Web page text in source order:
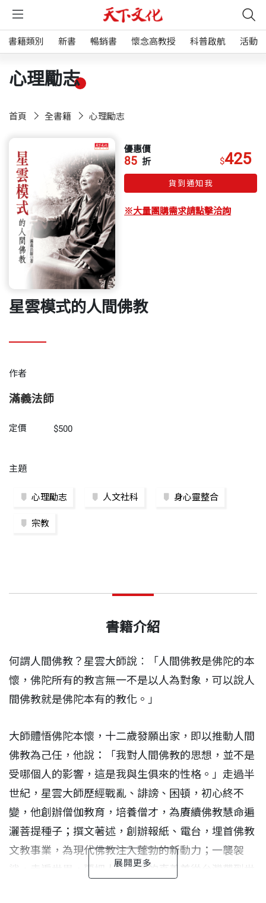
書籍類別 新書 暢銷書 懷念高教授 科普啟航 活動
心理勵志
首頁 全書籍 心理勵志
優惠價
85 折 $425
貨到通知我
※大量團購需求請點擊洽詢
星雲模式的人間佛教
作者
滿義法師
定價 $500
主題
心理勵志 人文社科 身心靈整合
宗教
書籍介紹
何謂人間佛教？星雲大師說︰「人間佛教是佛陀的本
懷，佛陀所有的教言無一不是以人為對象，可以說人
間佛教就是佛陀本有的教化。」
大師體悟佛陀本懷，十二歲發願出家，即以推動人間
佛教為己任，他說：「我對人間佛教的思想，並不是
受哪個人的影響，這是我與生俱來的性格。」走過半
世紀，星雲大師歷經戰亂、誹謗、困頓，初心終不
變，他創辦僧伽教育，培養僧才，為賡續佛教慧命遍
灑菩提種子；撰文著述，創辦報紙、電台，埋首佛教
文教事業，為現代佛教注入蓬勃的新動力；一襲袈
裟，走遍世界，要把人間佛教的真善美從台灣帶到世